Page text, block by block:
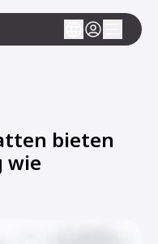
bieten
wie